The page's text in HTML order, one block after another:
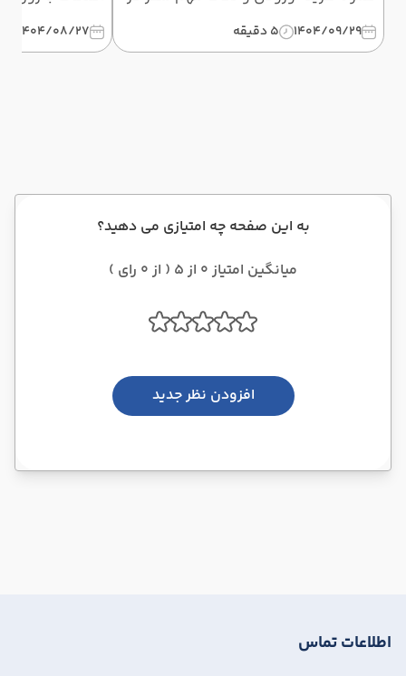
این مطلب آشنا خواهید شد.
1404/09/29 5 دقیقه
مینریا را با
نکات بازدید به
1404/08/27
به این صفحه چه امتیازی می دهید؟
میانگین امتیاز 0 از 5 ( از 0 رای )
افزودن نظر جدید
اطلاعات تماس